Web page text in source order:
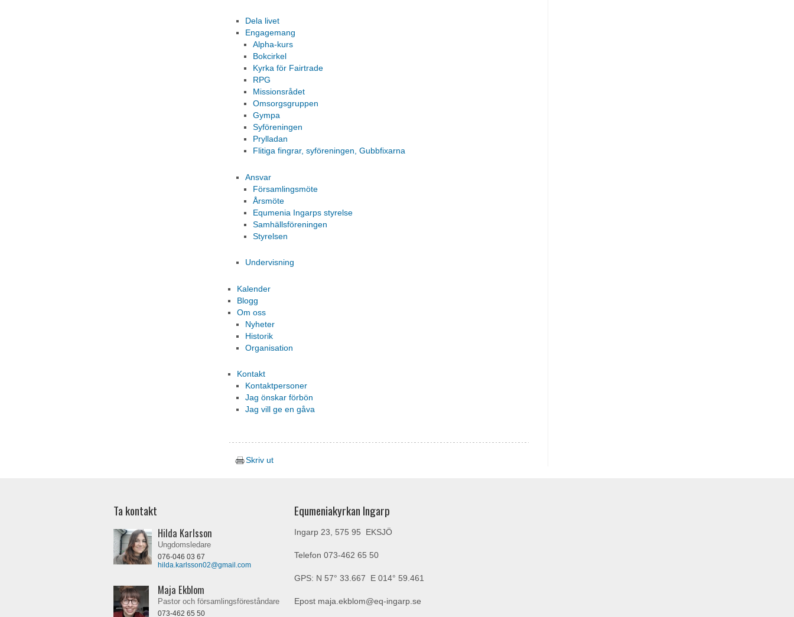
Dela livet
Engagemang
Alpha-kurs
Bokcirkel
Kyrka för Fairtrade
RPG
Missionsrådet
Omsorgsgruppen
Gympa
Syföreningen
Prylladan
Flitiga fingrar, syföreningen, Gubbfixarna
Ansvar
Församlingsmöte
Årsmöte
Equmenia Ingarps styrelse
Samhällsföreningen
Styrelsen
Undervisning
Kalender
Blogg
Om oss
Nyheter
Historik
Organisation
Kontakt
Kontaktpersoner
Jag önskar förbön
Jag vill ge en gåva
Skriv ut
Ta kontakt
Hilda Karlsson
Ungdomsledare
076-046 03 67
hilda.karlsson02@gmail.com
Maja Ekblom
Pastor och församlingsföreståndare
073-462 65 50
Equmeniakyrkan Ingarp
Ingarp 23, 575 95 EKSJÖ
Telefon073-462 65 50
GPS: N 57° 33.667 E 014° 59.461
Epost maja.ekblom@eq-ingarp.se